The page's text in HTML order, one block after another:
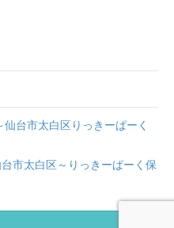
台市太白区りっきーぱーく
市太白区～りっきーぱーく保